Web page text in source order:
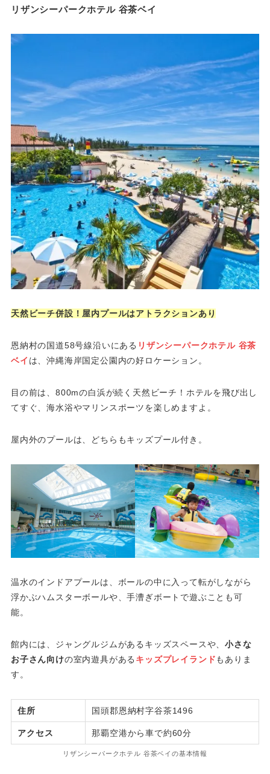
リザンシーパークホテル 谷茶ベイ
天然ビーチ併設！屋内プールはアトラクションあり
恩納村の国道58号線沿いにある リザンシーパークホテル 谷茶
ベイ は、沖縄海岸国定公園内の好ロケーション。
目の前は、800mの白浜が続く天然ビーチ！ホテルを飛び出し
てすぐ、海水浴やマリンスポーツを楽しめますよ。
屋内外のプールは、どちらもキッズプール付き。
温水のインドアプールは、ボールの中に入って転がしながら
浮かぶハムスターボールや、手漕ぎボートで遊ぶことも可
能。
館内には、ジャングルジムがあるキッズスペースや、小さな
お子さん向けの室内遊具がある キッズプレイランドもありま
す。
住所 国頭郡恩納村字谷茶1496
アクセス 那覇空港から車で約60分
リザンシーパークホテル 谷茶ベイの基本情報